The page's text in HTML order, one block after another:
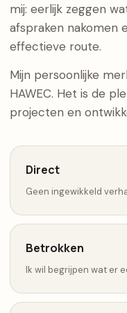
mij: eerlijk zeggen
afspraken nakomen
effectieve route.
Mijn persoonlijke
HAWEC. Het is de
projecten en
Direct
Geen ingewikkeld
Betrokken
Ik wil begrijpen wat er